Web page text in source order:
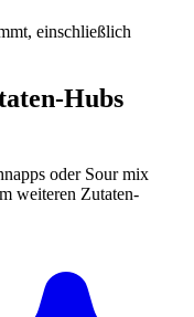
einschließlich
Hubs
oder Sour mix
weiteren Zutaten-